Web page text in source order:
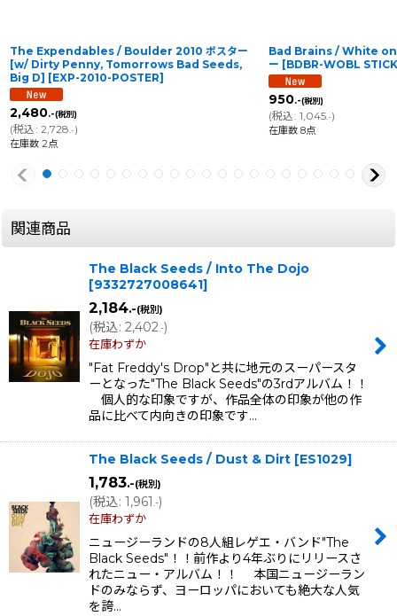
The Expendables / Boulder 2010 ポスター
[w/ Dirty Penny, Tomorrows Bad Seeds,
Big D] [EXP-2010-POSTER]
2,480.-(税別)
(税込: 2,728 .-)
在庫数 2点
Bad Brains / White on
ー [BDBR-WOBL
950.-(税別)
(税込: 1,045.-)
在庫数 8点
関連商品
The Black Seeds / Into The Dojo
[9332727008641]
2,184.-(税別)
(税込: 2,402.-)
在庫わずか
"Fat Freddy's Drop"と共に地元のスーパースタ
ーとなった"The Black Seeds"の3rdアルバム！！
個人的な印象ですが、作品全体の印象が他の作
品に比べて内向きの印象です…
The Black Seeds / Dust & Dirt [ES1029]
1,783.-(税別)
(税込: 1,961.-)
在庫わずか
ニュージーランドの8人組レゲエ・バンド"The
Black Seeds"！！前作より4年ぶりにリリースさ
れたニュー・アルバム！！ 本国ニュージーラン
ドのみならず、ヨーロッパにおいても絶大な人気
を誇…